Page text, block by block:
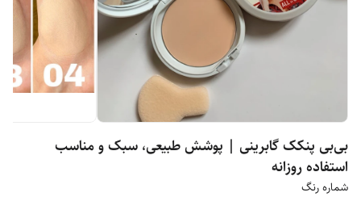
بی‌بی پنکک گابرینی | پوشش طبیعی، سبک و مناسب
استفاده روزانه
شماره رنگ